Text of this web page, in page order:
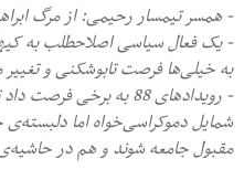
- همسر تیمسار رحیمی: از مرگ
به خیلی‌ها فرصت تابوشکنی و
- رویدادهای 88 به
شمایل دموکراسی‌خواه اما
مقبول جامعه شوند و هم در حاشیه‌ی